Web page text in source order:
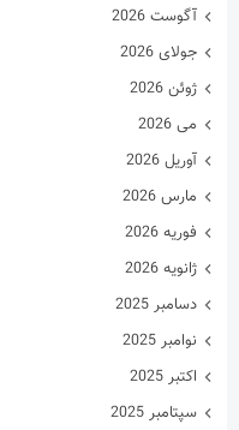
آگوست 2026
جولای 2026
ژوئن 2026
می 2026
آوریل 2026
مارس 2026
فوریه 2026
ژانویه 2026
دسامبر 2025
نوامبر 2025
اکتبر 2025
سپتامبر 2025